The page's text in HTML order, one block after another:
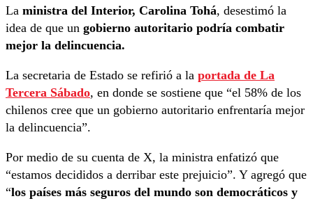
La ministra del Interior, Carolina Tohá, desestimó la
idea de que un gobierno autoritario podría combatir
mejor la delincuencia.
La secretaria de Estado se refirió a la portada de La
Tercera Sábado, en donde se sostiene que “el 58% de los
chilenos cree que un gobierno autoritario enfrentaría mejor
la delincuencia”.
Por medio de su cuenta de X, la ministra enfatizó que
“estamos decididos a derribar este prejuicio”. Y agregó que
“los países más seguros del mundo son democráticos y